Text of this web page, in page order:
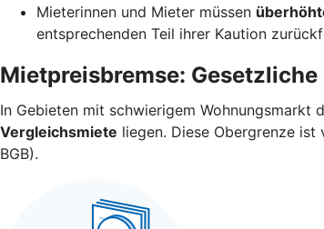
Mieterinnen und Mieter müssen
entsprechenden Teil ihrer Kaution
Mietpreisbremse:
In Gebieten mit schwierigem Wohnungsmarkt
Vergleichsmiete liegen. Diese Obergrenze
BGB).